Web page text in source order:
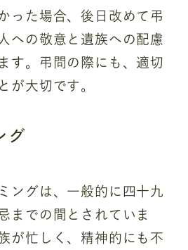
った場合、後日改めて弔
への敬意と遺族への配慮
す。弔問の際にも、適切
が大切です。
グ
ングは、一般的に四十九
までの間とされていま
が忙しく、精神的にも不